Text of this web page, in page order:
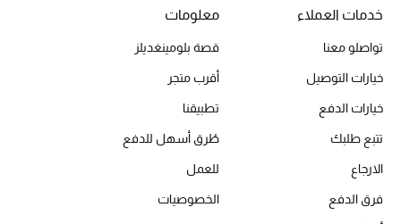
العطور
مكتشف العطور
المكياج
العناية بالبشرة
خدمات العملاء
تواصلو معنا
خيارات التوصيل
خيارات الدفع
تتبع طلبك
الارجاع
فرق الدفع
معلومات
قصة بلومينغديلز
أقرب متجر
تطبيقنا
طُرق أسهل للدفع
للعمل
الخصوصيات